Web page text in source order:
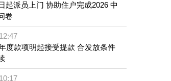
协助住户完成2026 中
卷
项明起接受提款 合发放条件